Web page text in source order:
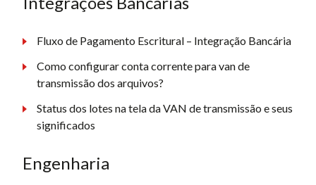
Fluxo de Pagamento Escritural – Integração Bancária
Como configurar conta corrente para van de
transmissão dos arquivos?
Status dos lotes na tela da VAN de transmissão e seus
significados
Engenharia